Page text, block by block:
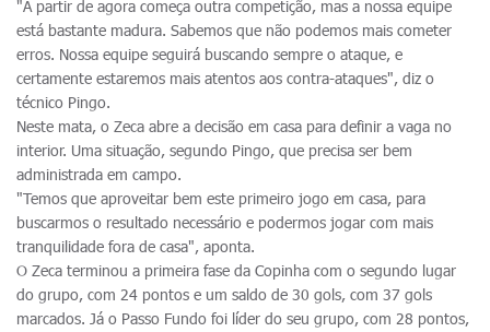
"A partir de agora começa outra competição, mas a nossa equipe
está bastante madura. Sabemos que não podemos mais cometer
erros. Nossa equipe seguirá buscando sempre o ataque, e
certamente estaremos mais atentos aos contra-ataques", diz o
técnico Pingo.
Neste mata, o Zeca abre a decisão em casa para definir a vaga no
interior. Uma situação, segundo Pingo, que precisa ser bem
administrada em campo.
"Temos que aproveitar bem este primeiro jogo em casa, para
buscarmos o resultado necessário e podermos jogar com mais
tranquilidade fora de casa", aponta.
O Zeca terminou a primeira fase da Copinha com o segundo lugar
do grupo, com 24 pontos e um saldo de 30 gols, com 37 gols
marcados. Já o Passo Fundo foi líder do seu grupo, com 28 pontos,